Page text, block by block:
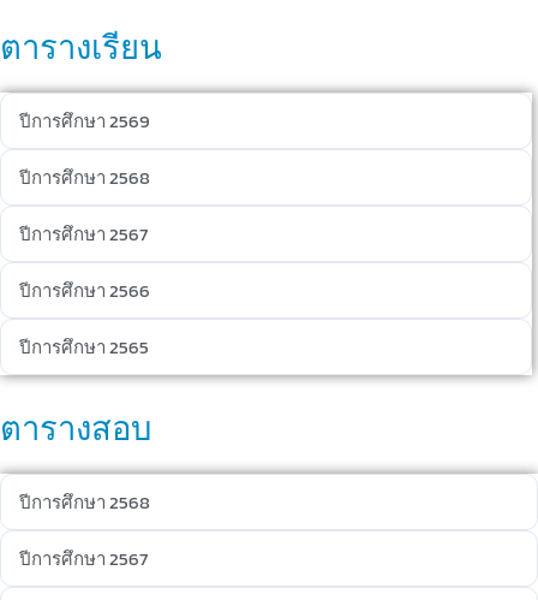
ตารางเรียน
ปีการศึกษา 2569
ปีการศึกษา 2568
ปีการศึกษา 2567
ปีการศึกษา 2566
ปีการศึกษา 2565
ตารางสอบ
ปีการศึกษา 2568
ปีการศึกษา 2567